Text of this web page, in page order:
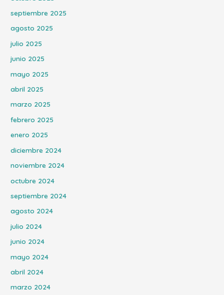
septiembre 2025
agosto 2025
julio 2025
junio 2025
mayo 2025
abril 2025
marzo 2025
febrero 2025
enero 2025
diciembre 2024
noviembre 2024
octubre 2024
septiembre 2024
agosto 2024
julio 2024
junio 2024
mayo 2024
abril 2024
marzo 2024